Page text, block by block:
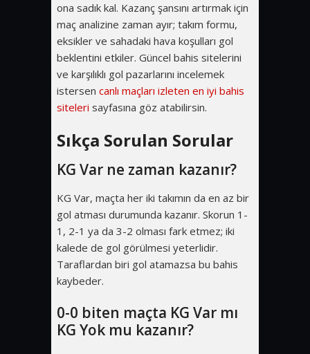
ona sadık kal. Kazanç şansını artırmak için
maç analizine zaman ayır; takım formu,
eksikler ve sahadaki hava koşulları gol
beklentini etkiler. Güncel bahis sitelerini
ve karşılıklı gol pazarlarını incelemek
istersen canlı maçları izleten en iyi bahis
siteleri sayfasına göz atabilirsin.
Sıkça Sorulan Sorular
KG Var ne zaman kazanır?
KG Var, maçta her iki takımın da en az bir
gol atması durumunda kazanır. Skorun 1-
1, 2-1 ya da 3-2 olması fark etmez; iki
kalede de gol görülmesi yeterlidir.
Taraflardan biri gol atamazsa bu bahis
kaybeder.
0-0 biten maçta KG Var mı
KG Yok mu kazanır?